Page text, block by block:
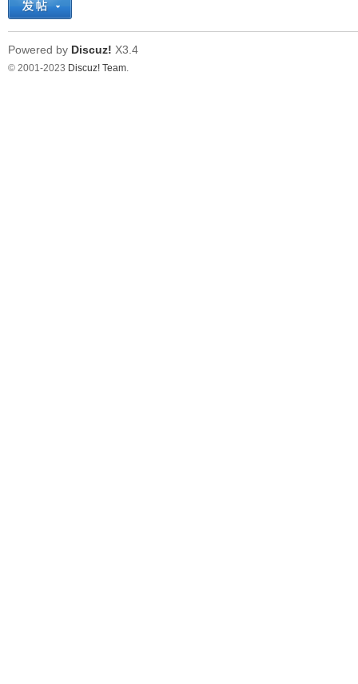
Powered by Discuz! X3.4
© 2001-2023 Discuz! Team.